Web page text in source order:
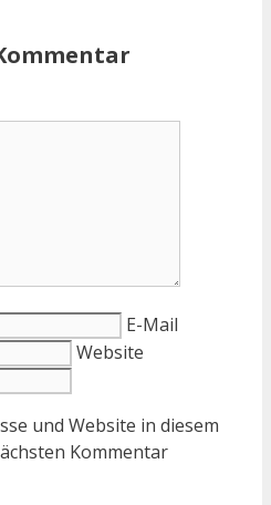
E-Mail
Website
und Website in diesem
Kommentar